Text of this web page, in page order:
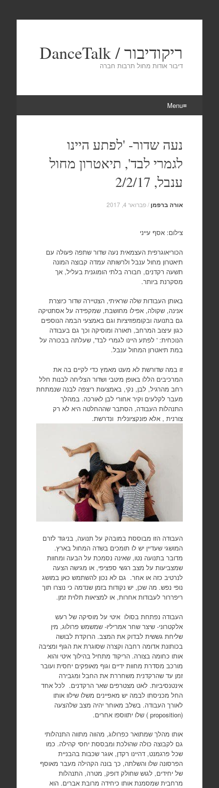
ריקודיבור / DanceTalk
דיבור אודות מחול תרבות חברה
Menu
contentנעה שדור- 'לפתע היינו
לגמרי לבד', תיאטרון מחול
ענבל, 2/2/17
אורה ברפמן /פברואר 4, 2017
צילום: אסף עייני
הכוריאוגרפית העצמאית נעה שדור שתפה פעולה עם
תיאטרון מחול ענבל ולרשותה עמדה קבוצה המונה
תשעה רקדנים, חבורה בלתי הומוגנית בעליל, אך
מסקרנת ביותר.
באותן העבודות שלה שראיתי, הצטיירה שדור כיוצרת
אנינה, שקולה, אפילו מחושבת, שמקפידה על אסתטיקה
גם בתנועה ובקומפוזיציות וגם באמצעי הבמה הנוספים
כגון עיצוב המרחב, תאורה ומוסיקה וכך גם בעבודה
הנוכחית: ' לפתע היינו לגמרי לבד', שעלתה בבכורה על
במת תיאטרון המחול ענבל.
זו במה שדורשת לא מעט מאמץ כדי לקיים בה את
המרכיבים הללו באופן מיטבי ושדור הצליחה לבנות חלל
רחב מהרגיל, לבן, נקי, באמצעות ריצפה לבנה שנמתחת
מעבר לקלעים וקיר אחורי לבן לאורכה. במהלך
התנהלות העבודה, הסתבר שההחלטה היא לא רק
צורנית , אלא פונקציונלית ונדרשת.
העבודה הזו מבוססת במובהק על תנועה, בניגוד לזרם
המושגי שעדיין יש לו תומכים בשדה המחול בארץ.
מדובר בתנועה נטו, שאינה נסמכת על הבעה ומחוות
שמצביעות על מצב רגשי ספציפי, או מגישה הצעה
לנרטיב כזה או אחר. גם לא נכון להשתמש כאן במושג
נופי נפש. מה שכן, יש נקודות בזמן שנדמה כי נוצרו תוך
ריפררור לעבודות אחרות, או למציאות תלוית זמן.
העבודה נפתחת בסולו איטי על מוסיקה של רעש
אלקטרוני- שיצר שחר אמריליו- שמשמש פרולוג, מין
שליחת גששית לבדוק את המצב. הרוקדת לבושה
בכותונת אדומה רחבה וקצרה שסוגרת את הגוף ומציבה
אותו כחומה בצורה. הריקוד מתחיל בהילוך איטי והוא
מורכב מסדרת מחוות ידיים וגוף מאופקים יחסית ועובר
זמן עד שהרקדנית משחררת את החבל ומגבירה
אינטנסיביות. לאט מצטרפים שאר הרקדנים. לכל אחד
החל מכניסתו לבמה יש מאפיינים משלו שילוו אותו
לאורך העבודה. בשלב מאוחר יהיה מצב שלהצעה
(proposition ) שלו יתווספו אחרים.
אותו מהלך שמתואר כפרולוג, מהווה מתווה התנהלותי
גם לקבוצה כולה שהולכת ומבססת יחסי קהילה. כמו
שכל פרגמנט, דהיינו רקדן, אוגר שכבות בהבניית
הפרסונה שלו והשלתה, כך בונה הקהילה מעבר מאוסף
של יחידים, לגוש שחולק דופק, מטרה, התנהלות
מרחבית שמסמנת אותו כיחידה מרובת אברים. הוא